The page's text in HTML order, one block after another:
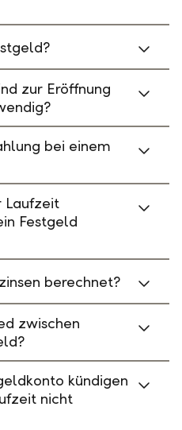
zur Eröffnung
bei einem
Laufzeit
Festgeld
berechnet?
zwischen
kündigen
nicht